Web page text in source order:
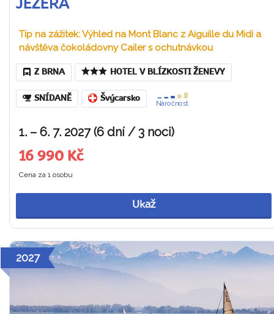
JEZERA
Tip na zážitek: Výhled na Mont Blanc z Aiguille du Midi a
návštěva čokoládovny Cailer s ochutnávkou
Z BRNA HOTEL V BLÍZKOSTI ŽENEVY
SNÍDANĚ Švýcarsko
Náročnost
1. – 6. 7. 2027 (6 dní / 3 noci)
16 990 Kč
Cena za 1 osobu
Ukaž
2027